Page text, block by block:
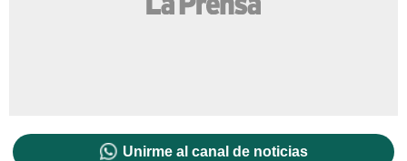
Unirme al canal de noticias